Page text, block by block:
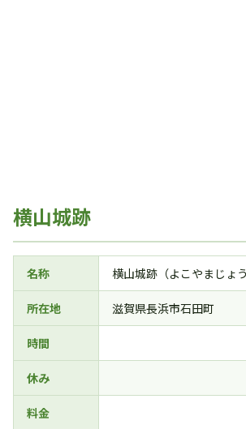
横山城跡
名称 横山城跡（よこやまじょう
所在地 滋賀県長浜市石田町
時間
休み
料金